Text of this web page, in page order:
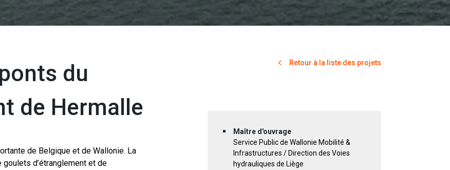
du
de Hermalle
de Belgique et de Wallonie. La
d’étranglement et de
Retour à la liste des projets
Maître d'ouvrage
Service Public de Wallonie Mobilité &
Infrastructures / Direction des Voies
hydrauliques de Liège